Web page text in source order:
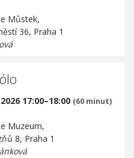
Můstek,
36, Praha 1
17:00–18:00 (60 minut)
Muzeum,
8, Praha 1